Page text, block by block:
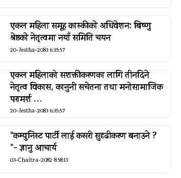
एकल महिला समूह कास्कीकाे अधिवेशन: बिष्णु
श्रेष्ठकाे नेतृत्वमा नयाँ समिति चयन
20-Jestha-2083 6:35:57
एकल महिलाको सशक्तीकरणका लागि तीनदिने
नेतृत्व विकास, कानुनी सचेतना तथा मनोसामाजिक
परामर्श …
20-Jestha-2083 6:35:57
"कम्युनिस्ट पार्टी लाई कसरी सुदृढीकरण बनाउने ?
"- ज्ञानु आचार्य
03-Chaitra-2082 8:58:13